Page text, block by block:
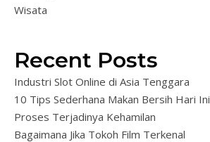
Wisata
Recent Posts
Industri Slot Online di Asia Tenggara
10 Tips Sederhana Makan Bersih Hari Ini
Proses Terjadinya Kehamilan
Bagaimana Jika Tokoh Film Terkenal